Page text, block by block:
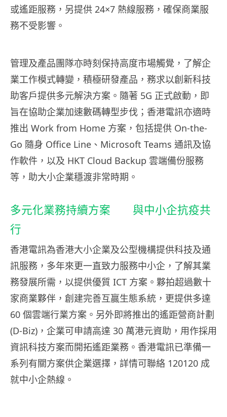
或遙距服務，另提供 24×7 熱線服務，確保商業服
務不受影響。
管理及產品團隊亦時刻保持高度市場觸覺，了解企
業工作模式轉變，積極研發產品，務求以創新科技
助客戶提供多元解決方案。 隨著 5G 正式啟動， 即
旨在協助企業加速數碼轉型步伐；香港電訊亦適時
推出 Work from Home 方案，包括提供 On-the-
Go 隨身 Office Line、Microsoft Teams 通訊及協
作軟件，以及 HKT Cloud Backup 雲端備份服務
等，助大小企業穩渡非常時期。
多元化業務持續方案 與中小企抗疫共
行
香港電訊為香港大小企業及公型機構提供科技及通
訊服務，多年來更一直致力服務中小企，了解其業
務發展所需，以提供優質 ICT 方案。夥拍超過數十
家商業夥伴，創建完善互嬴生態系統，更提供多達
60 個雲端行業方案。另外即將推出的遙距營商計劃
(D-Biz)，企業可申請高達 30 萬港元資助，用作採用
資訊科技方案而開拓遙距業務。香港電訊已準備一
系列有關方案供企業選擇，詳情可聯絡 120120 成
就中小企熱線。